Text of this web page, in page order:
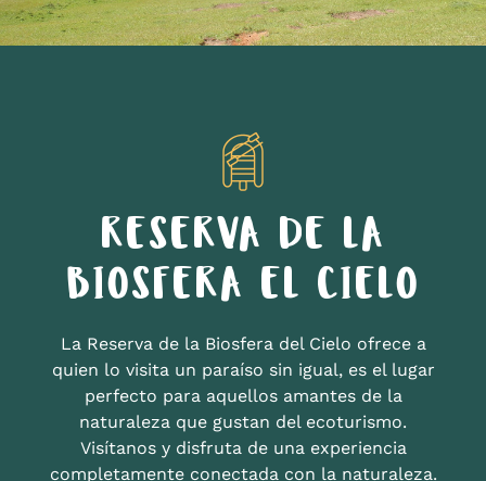
RESERVA DE LA
BIOSFERA EL CIELO
La Reserva de la Biosfera del Cielo ofrece a
quien lo visita un paraíso sin igual, es el lugar
perfecto para aquellos amantes de la
naturaleza que gustan del ecoturismo.
Visítanos y disfruta de una experiencia
completamente conectada con la naturaleza.